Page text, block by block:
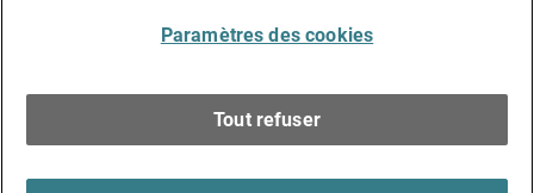
Paramètres des cookies
Tout refuser